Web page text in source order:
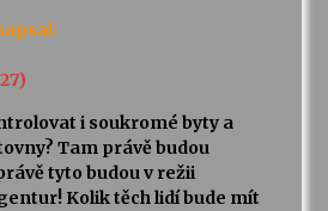
i soukromé byty a
Tam právě budou
tyto budou v režii
Kolik těch lidí bude mít